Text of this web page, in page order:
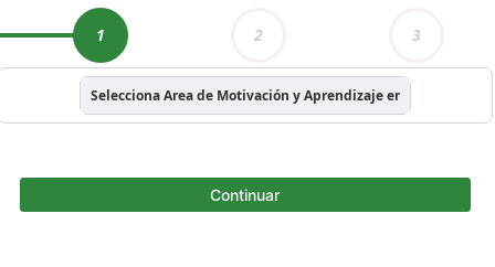
1 2 3
Selecciona Area de Motivación y Aprendizaje en Salud
Continuar